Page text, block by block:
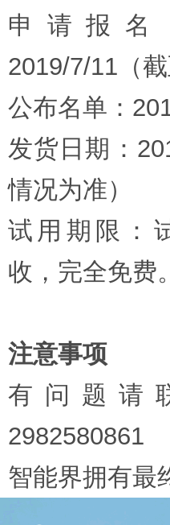
申请报名
2019/7/11（截
公布名单：
发货日期：
情况为准）
试用期限：
收，完全免费。
注意事项
有问题请
2982580861
智能界拥有最